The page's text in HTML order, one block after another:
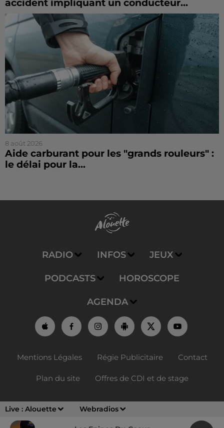
Live : Alouette Webradios
accident impliquant un conducteur...
8 août 2026
Aide carburant pour les "grands rouleurs" :
le délai pour la...
RADIO INFOS JEUX
PODCASTS HOROSCOPE
AGENDA
Mentions Légales Régie Publicitaire Contact
Plan du site Offres de CDI et de stage